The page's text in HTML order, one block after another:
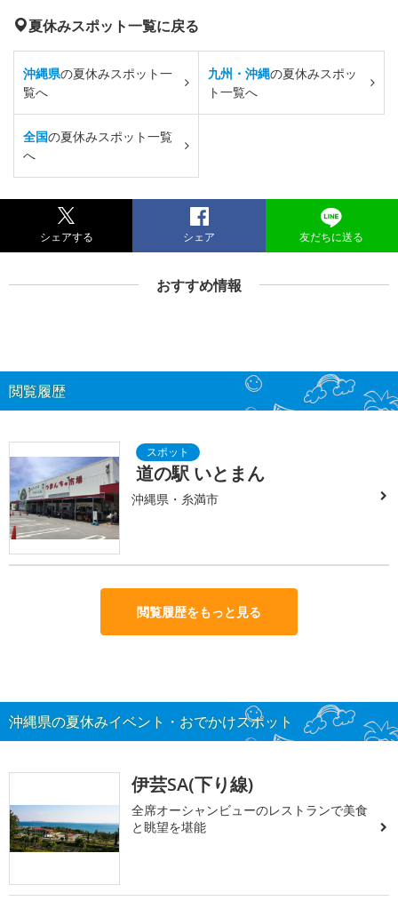
夏休みスポット一覧に戻る
沖縄県の夏休みスポット一
覧へ
九州・沖縄の夏休みスポッ
ト一覧へ
全国の夏休みスポット一覧
へ
シェアする シェア 友だちに送る
おすすめ情報
閲覧履歴
道の駅 いとまん
沖縄県・糸満市
閲覧履歴をもっと見る
沖縄県の夏休みイベント・おでかけスポット
伊芸SA(下り線)
全席オーシャンビューのレストランで美食
と眺望を堪能